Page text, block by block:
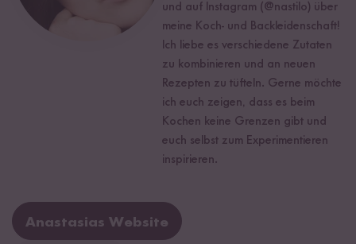
und auf Instagram (@nastilo) über
meine Koch- und Backleidenschaft!
Ich liebe es verschiedene Zutaten
zu kombinieren und an neuen
Rezepten zu tüfteln. Gerne möchte
ich euch zeigen, dass es beim
Kochen keine Grenzen gibt und
euch selbst zum Experimentieren
inspirieren.
Anastasias Website